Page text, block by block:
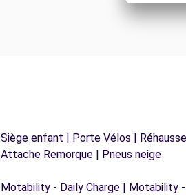
Siège enfant | Porte Vélos |
Attache Remorque | Pneus neige
Motability - Daily Charge | Motability